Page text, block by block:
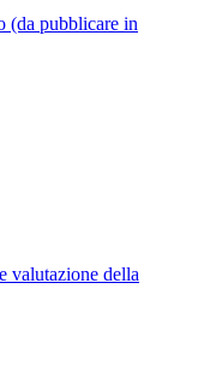
(da pubblicare in
valutazione della